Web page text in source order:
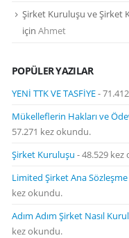
Şirket Kuruluşu ve Şirket
için Ahmet
POPÜLER YAZILAR
YENİ TTK VE TASFİYE-
Mükelleflerin Hakları ve
57.271 kez okundu.
Şirket Kuruluşu - 48.529
Limited Şirket Ana
kez okundu.
Adım Adım Şirket Nasıl
kez okundu.